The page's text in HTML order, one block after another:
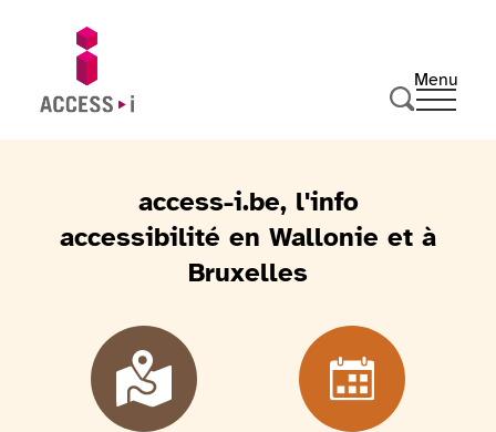
Passer au contenu
Menu
Ouvrir
access-i.be, l'info
accessibilité en Wallonie et à
Bruxelles